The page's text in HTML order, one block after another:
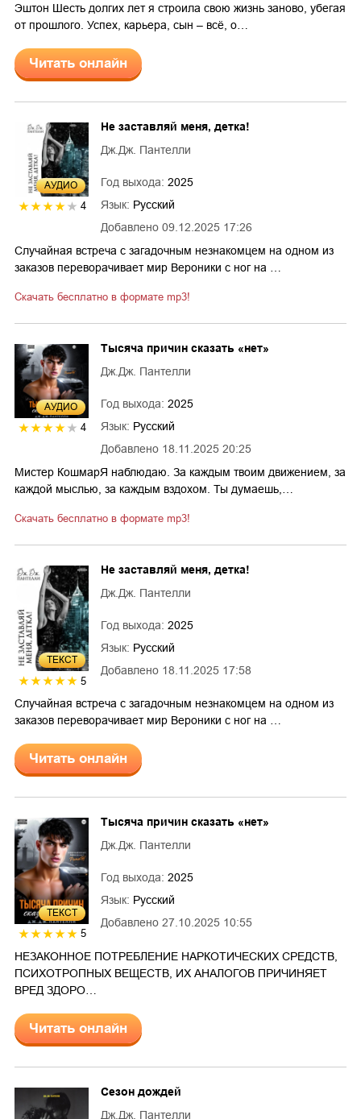
Эштон Шесть долгих лет я строила свою жизнь заново, убегая
от прошлого. Успех, карьера, сын – всё, о…
Читать онлайн
AУДИО
4
Добавлено 09.12.2025 17:26
Не заставляй меня, детка!
Дж.Дж. Пантелли
Год выхода: 2025
Язык: Русский
Случайная встреча с загадочным незнакомцем на одном из
заказов переворачивает мир Вероники с ног на …
Скачать бесплатно в формате mp3!
AУДИО
4
Добавлено 18.11.2025 20:25
Тысяча причин сказать «нет»
Дж.Дж. Пантелли
Год выхода: 2025
Язык: Русский
Мистер КошмарЯ наблюдаю. За каждым твоим движением, за
каждой мыслью, за каждым вздохом. Ты думаешь,…
Скачать бесплатно в формате mp3!
ТЕКСТ
5
Добавлено 18.11.2025 17:58
Не заставляй меня, детка!
Дж.Дж. Пантелли
Год выхода: 2025
Язык: Русский
Случайная встреча с загадочным незнакомцем на одном из
заказов переворачивает мир Вероники с ног на …
Читать онлайн
ТЕКСТ
5
Добавлено 27.10.2025 10:55
Тысяча причин сказать «нет»
Дж.Дж. Пантелли
Год выхода: 2025
Язык: Русский
НЕЗАКОННОЕ ПОТРЕБЛЕНИЕ НАРКОТИЧЕСКИХ СРЕДСТВ,
ПСИХОТРОПНЫХ ВЕЩЕСТВ, ИХ АНАЛОГОВ ПРИЧИНЯЕТ
ВРЕД ЗДОРО…
Читать онлайн
Сезон дождей
Дж.Дж. Пантелли